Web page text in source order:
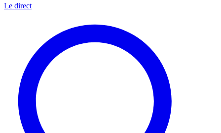
Le direct